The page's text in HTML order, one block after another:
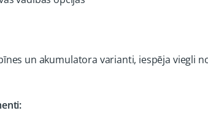
un akumulatora varianti, iespēja viegli